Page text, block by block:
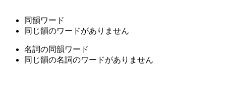
同韻ワード
同じ韻のワードがありません
名詞の同韻ワード
同じ韻の名詞のワードがありません